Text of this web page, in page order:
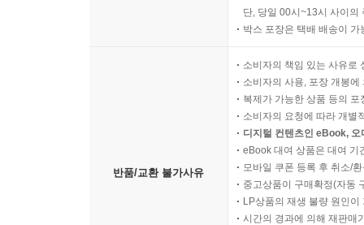
단, 당일 00시~13시 사이의
박스 포장은 택배 배송이
반품/교환 불가사유
소비자의 책임 있는 사유로
소비자의 사용, 포장 개봉
복제가 가능한 상품 등의
소비자의 요청에 따라 개별
디지털 컨텐츠인 eBook,
eBook 대여 상품은 대여 기
모바일 쿠폰 등록 후 취소/
중고상품이 구매확정(자동
LP상품의 재생 불량 원인
시간의 경과에 의해 재판매